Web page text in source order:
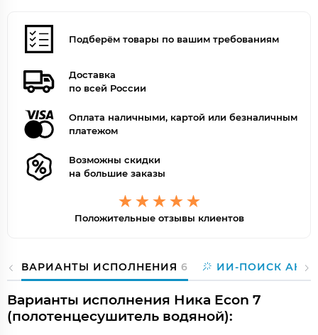
Подберём товары по вашим требованиям
Доставка
по всей России
Оплата наличными, картой или безналичным
платежом
Возможны скидки
на большие заказы
Положительные отзывы клиентов
ВАРИАНТЫ ИСПОЛНЕНИЯ 6 ИИ-ПОИСК
Варианты исполнения Ника Econ 7
(полотенцесушитель водяной):